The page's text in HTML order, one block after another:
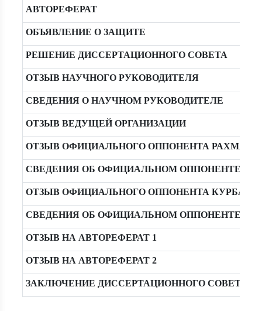
АВТОРЕФЕРАТ
ОБЪЯВЛЕНИЕ О ЗАЩИТЕ
РЕШЕНИЕ ДИССЕРТАЦИОННОГО СОВЕТА
ОТЗЫВ НАУЧНОГО РУКОВОДИТЕЛЯ
СВЕДЕНИЯ О НАУЧНОМ РУКОВОДИТЕЛЕ
ОТЗЫВ ВЕДУЩЕЙ ОРГАНИЗАЦИИ
ОТЗЫВ ОФИЦИАЛЬНОГО ОППОНЕНТА
СВЕДЕНИЯ ОБ ОФИЦИАЛЬНОМ ОППОНЕНТЕ
ОТЗЫВ ОФИЦИАЛЬНОГО ОППОНЕНТА
СВЕДЕНИЯ ОБ ОФИЦИАЛЬНОМ ОППОНЕНТЕ
ОТЗЫВ НА АВТОРЕФЕРАТ 1
ОТЗЫВ НА АВТОРЕФЕРАТ 2
ЗАКЛЮЧЕНИЕ ДИССЕРТАЦИОННОГО СОВЕТА